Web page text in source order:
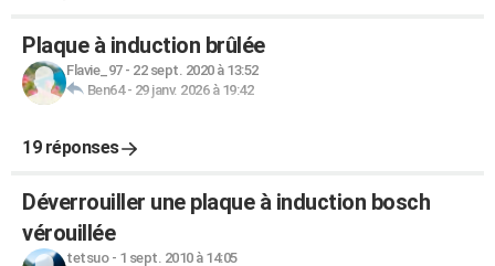
Plaque à induction brûlée
Flavie_97- 22 sept. 2020 à 13:52
Ben64- 29 janv. 2026 à 19:42
19 réponses
Déverrouiller une plaque à induction bosch
vérouillée
tetsuo- 1 sept. 2010 à 14:05